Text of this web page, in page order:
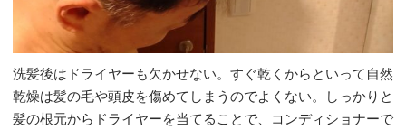
洗髪後はドライヤーも欠かせない。すぐ乾くからといって自然
乾燥は髪の毛や頭皮を傷めてしまうのでよくない。しっかりと
髪の根元からドライヤーを当てることで、コンディショナーで